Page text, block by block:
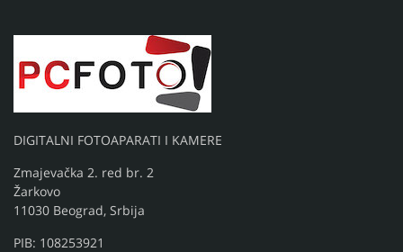
DIGITALNI FOTOAPARATI I KAMERE
Zmajevačka 2. red br. 2
Žarkovo
11030 Beograd, Srbija
PIB: 108253921